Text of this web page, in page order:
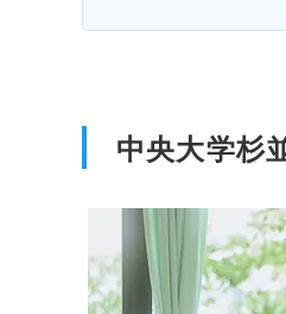
中央大学杉